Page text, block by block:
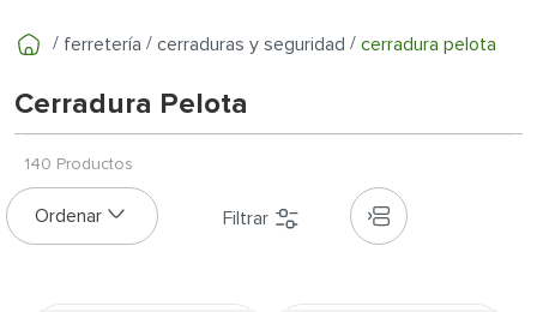
ferretería cerraduras y seguridad cerradura pelota
Cerradura Pelota
140 Productos
10. pantry